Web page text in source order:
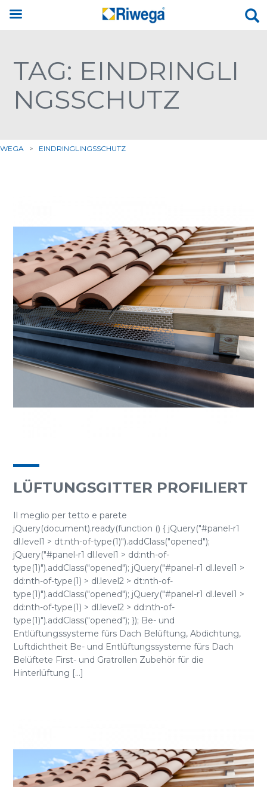
TAG: EINDRINGLI
NGSSCHUTZ
> EINDRINGLINGSSCHUTZ
LÜFTUNGSGITTER PROFILIERT
Il meglio per tetto e parete
jQuery(document).ready(function () { jQuery("#panel-r1
dl.level1 > dt:nth-of-type(1)").addClass("opened");
jQuery("#panel-r1 dl.level1 > dd:nth-of-
type(1)").addClass("opened"); jQuery("#panel-r1 dl.level1 >
dd:nth-of-type(1) > dl.level2 > dt:nth-of-
type(1)").addClass("opened"); jQuery("#panel-r1 dl.level1 >
dd:nth-of-type(1) > dl.level2 > dd:nth-of-
type(1)").addClass("opened"); }); Be- und
Entlüftungssysteme fürs Dach Belüftung, Abdichtung,
Luftdichtheit Be- und Entlüftungssysteme fürs Dach
Belüftete First- und Gratrollen Zubehör für die
Hinterlüftung [...]